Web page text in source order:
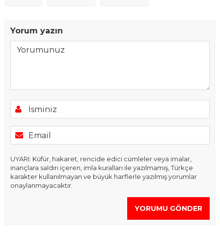
Yorum yazın
UYARI: Küfür, hakaret, rencide edici cümleler veya imalar,
inançlara saldırı içeren, imla kuralları ile yazılmamış, Türkçe
karakter kullanılmayan ve büyük harflerle yazılmış yorumlar
onaylanmayacaktır.
YORUMU GÖNDER